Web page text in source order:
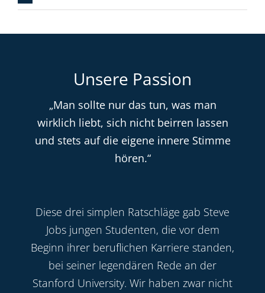
Unsere Passion
„Man sollte nur das tun, was man
wirklich liebt, sich nicht beirren lassen
und stets auf die eigene innere Stimme
hören.“
Diese drei simplen Ratschläge gab Steve
Jobs jungen Studenten, die vor dem
Beginn ihrer beruflichen Karriere standen,
bei seiner legendären Rede an der
Stanford University. Wir haben zwar nicht